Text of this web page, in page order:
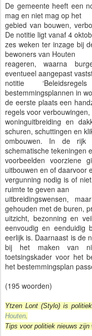
De gemeente heeft een
mag en niet mag op het
gebied van bouwen,
De notitie ligt vanaf 4
zes weken ter inzage bij
bewoners van Houten
reageren, waarna
eventueel aangepast
notitie
bestemmingsplannen in
de eerste plaats een
regels voor verbouwingen,
woninguitbreiding en
schuren, schuttingen en
ombouwen. In de rijk
schematische tekeningen
voorbeelden
uitbouwen en of daarvoor
vergunning nodig is of
ruimte te geven aan
uitbreidingswensen,
gehouden met de buren,
uitzicht, bezonning en
eenvoudig en eenduidig
eerlijk is. Daarnaast is de
bij het maken van
toetsingskader voor het
het bestemmingsplan
(195 woorden)
Ytzen Lont (Stylo) is
Houten.
Tips voor politiek nieuws zijn